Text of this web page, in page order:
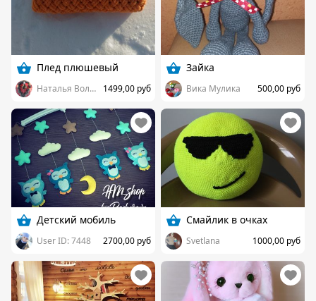
Плед плюшевый
Наталья Волкова 1499,00 руб
Зайка
Вика Мулика 500,00 руб
Детский мобиль
User ID: 7448 2700,00 руб
Смайлик в очках
Svetlana 1000,00 руб